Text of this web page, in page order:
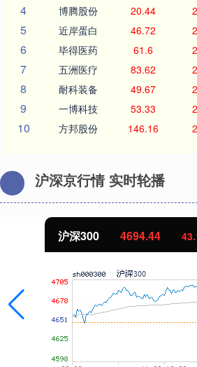
4 博腾股份 20.44
5 近岸蛋白 46.72
6 毕得医药 61.6
7 五洲医疗 83.62
8 耐科装备 49.67
9 一博科技 53.33
10 方邦股份 146.16
沪深京行情 实时轮播
沪深300 4694.44